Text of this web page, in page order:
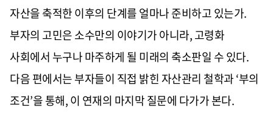
자산을 축적한 이후의 단계를 얼마나 준비하고 있는가.
부자의 고민은 소수만의 이야기가 아니라, 고령화
사회에서 누구나 마주하게 될 미래의 축소판일 수 있다.
다음 편에서는 부자들이 직접 밝힌 자산관리 철학과 ‘부의
조건’을 통해, 이 연재의 마지막 질문에 다가가 본다.